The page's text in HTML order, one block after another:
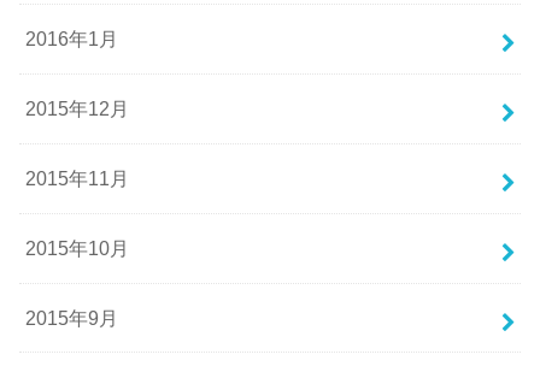
2016年1月
2015年12月
2015年11月
2015年10月
2015年9月